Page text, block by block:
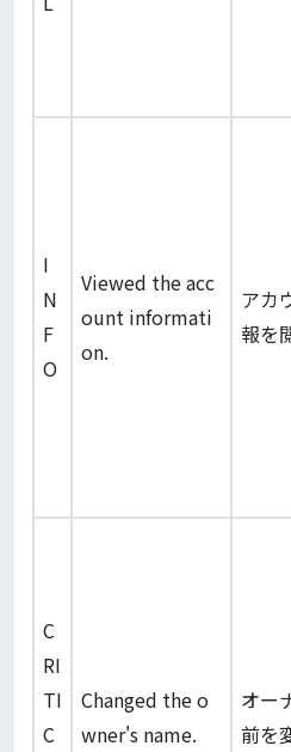
I
N
F
O
Viewed the acc
ount informati
on.
アカ
報を
C
RI
TI
C
Changed the o
wner's name.
オー
前を